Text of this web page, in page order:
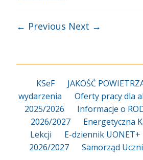
← Previous Next →
KSeF JAKOŚĆ
wydarzenia
Oferty pracy dla
2025/2026
Informacje o
2026/2027
Energetyczna
Lekcji
E-dziennik UONET+
2026/2027
Samorząd